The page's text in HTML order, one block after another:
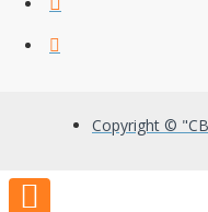
Copyright ©